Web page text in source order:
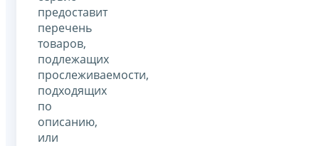
предоставит
перечень
товаров,
подлежащих
прослеживаемости,
подходящих
по
описанию,
или